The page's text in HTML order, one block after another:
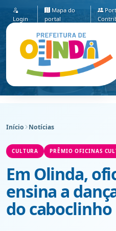
Login
Mapa do
portal
Início Notícias
CULTURA PRÊMIO OFICINAS
Em Olinda,
ensina a
do caboclinho